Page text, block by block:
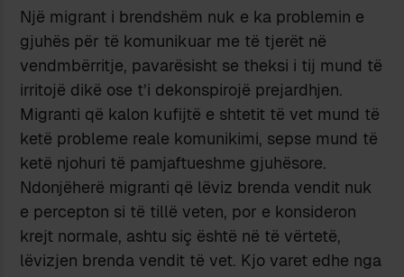
Një migrant i brendshëm nuk e ka problemin e
gjuhës për të komunikuar me të tjerët në
vendmbërritje, pavarësisht se theksi i tij mund të
irritojë dikë ose t’i dekonspirojë prejardhjen.
Migranti që kalon kufijtë e shtetit të vet mund të
ketë probleme reale komunikimi, sepse mund të
ketë njohuri të pamjaftueshme gjuhësore.
Ndonjëherë migranti që lëviz brenda vendit nuk
e percepton si të tillë veten, por e konsideron
krejt normale, ashtu siç është në të vërtetë,
lëvizjen brenda vendit të vet. Kjo varet edhe nga